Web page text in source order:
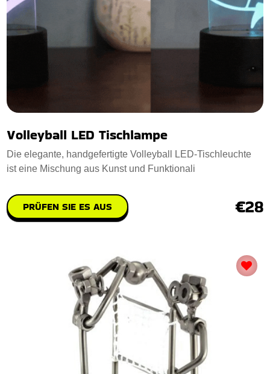
Volleyball LED Tischlampe
Die elegante, handgefertigte Volleyball LED-Tischleuchte
ist eine Mischung aus Kunst und Funktionali
PRÜFEN SIE ES AUS €28